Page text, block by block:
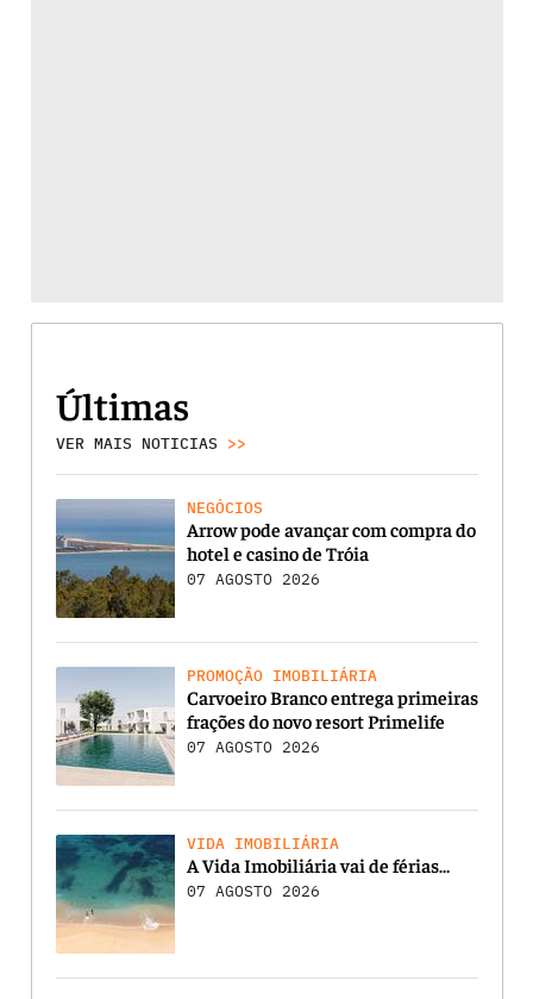
Últimas
VER MAIS NOTICIAS >>
NEGÓCIOS
Arrow pode avançar com compra do
hotel e casino de Tróia
07 AGOSTO 2026
PROMOÇÃO IMOBILIÁRIA
Carvoeiro Branco entrega primeiras
frações do novo resort Primelife
07 AGOSTO 2026
VIDA IMOBILIÁRIA
A Vida Imobiliária vai de férias…
07 AGOSTO 2026